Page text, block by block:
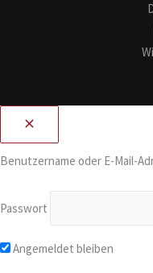
Benutzername oder E-Mail-
Passwort
Angemeldet bleiben